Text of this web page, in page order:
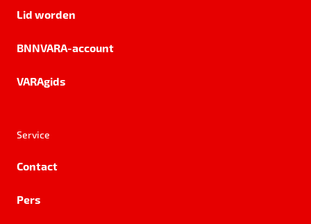
Lid worden
BNNVARA-account
VARAgids
Service
Contact
Pers